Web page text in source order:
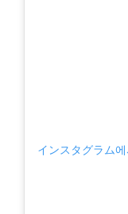
インスタグラム